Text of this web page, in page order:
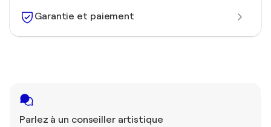
Garantie et paiement
Parlez à un conseiller artistique